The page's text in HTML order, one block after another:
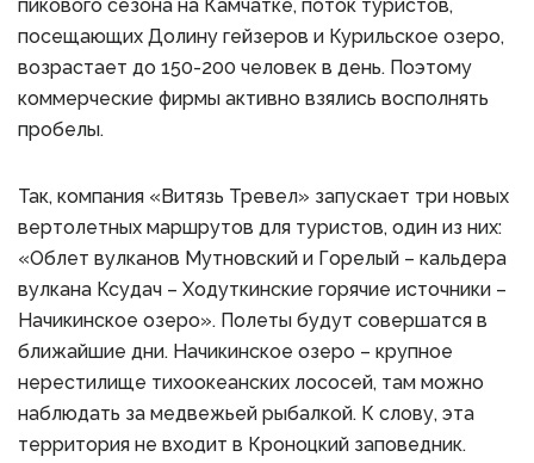
пикового сезона на Камчатке, поток туристов,
посещающих Долину гейзеров и Курильское озеро,
возрастает до 150-200 человек в день. Поэтому
коммерческие фирмы активно взялись восполнять
пробелы.
Так, компания «Витязь Тревел» запускает три новых
вертолетных маршрутов для туристов, один из них:
«Облет вулканов Мутновский и Горелый – кальдера
вулкана Ксудач – Ходуткинские горячие источники –
Начикинское озеро». Полеты будут совершатся в
ближайшие дни. Начикинское озеро – крупное
нерестилище тихоокеанских лососей, там можно
наблюдать за медвежьей рыбалкой. К слову, эта
территория не входит в Кроноцкий заповедник.